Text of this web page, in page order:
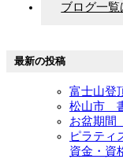
ブログ一覧
最新の投稿
富士山登
松山市
お盆期間
ピラティ
資金・資